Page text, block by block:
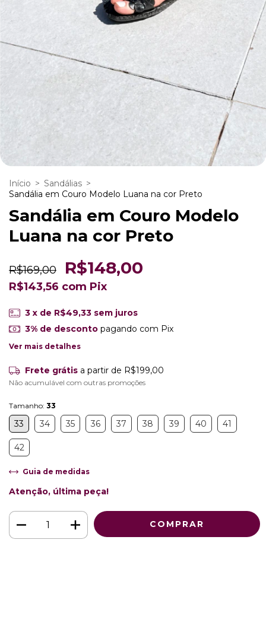
Início > Sandálias >
Sandália em Couro Modelo Luana na cor Preto
Sandália em Couro Modelo
Luana na cor Preto
R$169,00 R$148,00
R$143,56 com Pix
3 x de R$49,33 sem juros
3% de descontopagando com Pix
Ver mais detalhes
Frete grátis a partir de R$199,00
Não acumulável com outras promoções
Tamanho: 33
33 34 35 36 37 38 39 40 41
42
Guia de medidas
Atenção, última peça!